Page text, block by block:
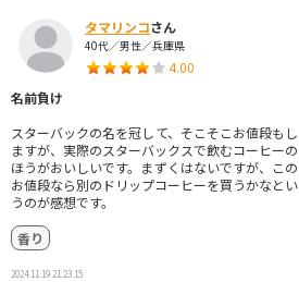
タマリンコさん
40代／男性／兵庫県
4.00
名前負け
スターバックの名を冠して、そこそこお値段もし
ますが、実際のスターバックスで飲むコーヒーの
ほうがおいしいです。まずくはないですが、この
お値段なら別のドリップコーヒーを買うかなとい
うのが感想です。
香り
2024.11.19 21:23:15